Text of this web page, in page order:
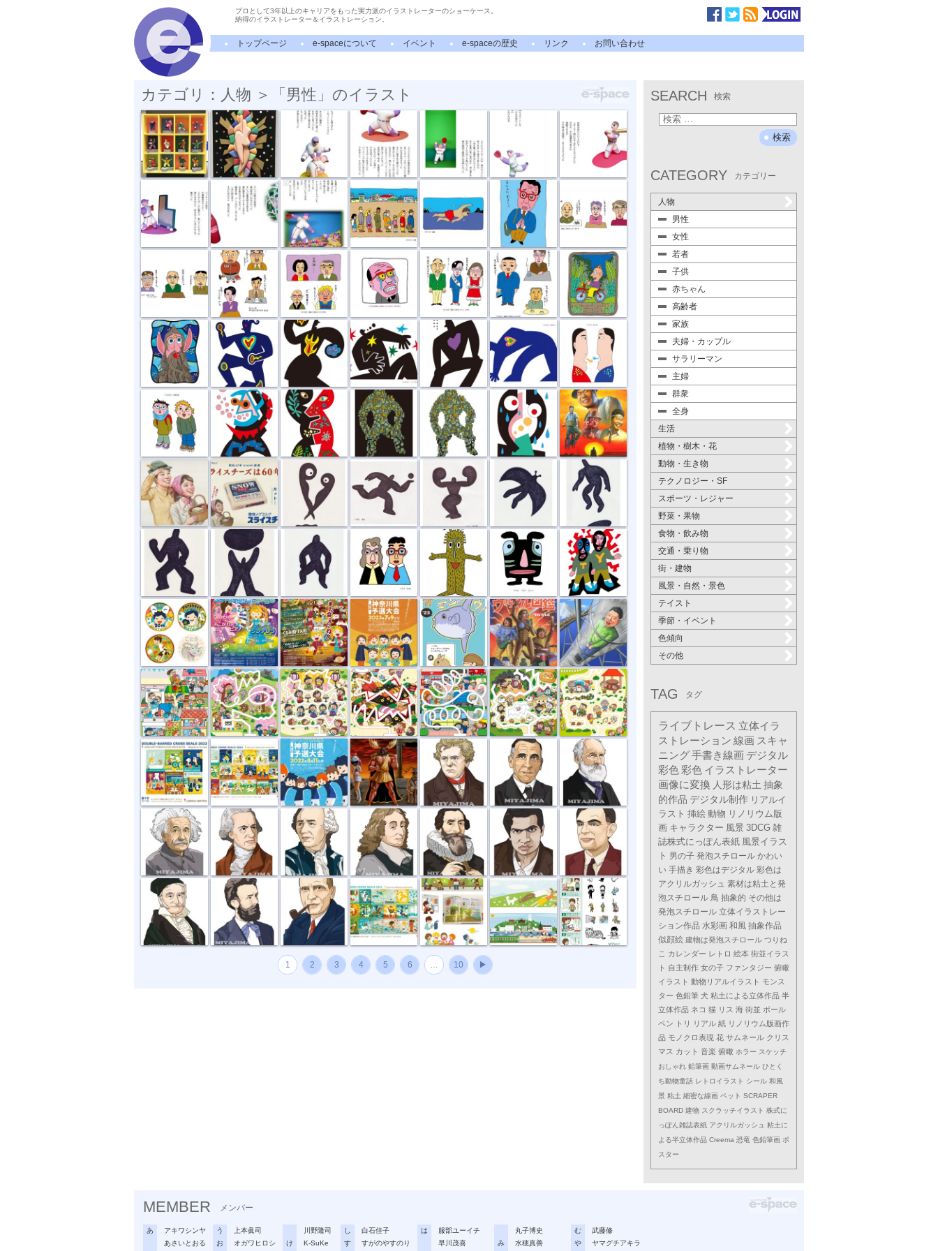
プロとして3年以上のキャリアをもった実力派のイラストレーターのショーケース。
納得のイラストレーター＆イラストレーション。
トップページ e-spaceについて イベント e-spaceの歴史 リンク お問い合わせ
カテゴリ：人物 ＞「男性」のイラスト
太極拳 愛のカタチ サーキットト... ブラジルから... はりさける心
バッティング... コカコーラの...
中学野球 H先
輩
行列 遠泳 かあちゃんゆ... 困りましたね
用務員さんなど 不仲説 オヤジ泣く こんにちは寿...
再び立ち上がる 拳を振り上げる ショックを受... 愛はひとやすみ 夢を拾う 話し合い
合格発表 潜水夫の独り言 組み合わせ 曖昧な人物像... 曖昧な人物像a 傘がない リアルイラス...
雪印スライス... 雪印スライス... 出逢う 運ぶ 筋肉自慢 飛ぶ 浮かぶ
手応えあり 持ち上げる 黒い男 兄と妹 ウッディ先生 ミスター・ヨ...
アイコン 日本フィル ... 日本フィル ... ソーシャルフ... 年賀状2023 ウルフルズ ... 富士急ハイラ...
『チャイルド... 「なんで？」... 「なんで？」... 「なんで？」... 「なんで？」... 「なんで？」... 「なんで？」...
“複十字シー... “複十字シー... ソーシャルフ... マキシマムザ... 理科の偉人似... 理科の偉人似... 理科の偉人似...
理科の偉人似... 理科の偉人似... 理科の偉人似... 理科の偉人似... 理科の偉人似... 理科の偉人似... 理科の偉人似...
理科の偉人似... 理科の偉人似... 理科の偉人似... “複十字シー... 書籍挿絵 web site「ヘ... 書籍挿絵「線...
1 2 3 4 5 6 … 10 ▶
SEARCH 検索
CATEGORY カテゴリー
人物
男性
女性
若者
子供
赤ちゃん
高齢者
家族
夫婦・カップル
サラリーマン
主婦
群衆
全身
生活
植物・樹木・花
動物・生き物
テクノロジー・SF
スポーツ・レジャー
野菜・果物
食物・飲み物
交通・乗り物
街・建物
風景・自然・景色
テイスト
季節・イベント
色傾向
その他
TAG タグ
ライブトレース 立体イラ
ストレーション 線画 スキャ
ニング手書き線画 デジタル
彩色彩色 イラストレーター
画像に変換 人形は粘土 抽象
的作品 デジタル制作 リアルイ
ラスト 挿絵 動物 リノリウム版
画 キャラクター 風景 3DCG 雑
誌株式にっぽん表紙 風景イラス
ト 男の子 発泡スチロール かわい
い 手描き 彩色はデジタル 彩色は
アクリルガッシュ 素材は粘土と発
泡スチロール 鳥 抽象的 その他は
発泡スチロール 立体イラストレー
ション作品 水彩画 和風 抽象作品
似顔絵 建物は発泡スチロール つりね
こ カレンダー レトロ 絵本 街並イラス
ト 自主制作 女の子 ファンタジー 俯瞰
イラスト 動物リアルイラスト モンス
ター 色鉛筆 犬 粘土による立体作品 半
立体作品 ネコ 猫 リス 海 街並 ボール
ペン
トリ リアル 紙 リノリウム版画作
品 モノクロ表現 花 サムネール クリス
マス カット 音楽 俯瞰 ホラー スケッチ
おしゃれ 鉛筆画 動画サムネール ひとく
ち動物童話 レトロイラスト シール 和風
景 粘土 細密な線画 ペット SCRAPER
BOARD 建物 スクラッチイラスト 株式に
っぽん雑誌表紙 アクリルガッシュ 粘土に
よる半立体作品 Creema 恐竜 色鉛筆画 ポ
スター
MEMBER メンバー
あ
アキワシンヤ
あさいとおる
う
上本眞司
お
オガワヒロシ
川野隆司
け
K-SuKe
し
白石佳子
す
すがのやすのり
は
服部ユーイチ
早川茂喜
丸子博史
み
水穂真善
む
武藤修
や
ヤマグチアキラ